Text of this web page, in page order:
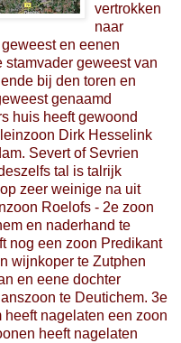
vertrokken
naar
en eenen
geweest van
bij den toren en
genaamd
huis heeft gewoond
Dirk Hesselink
Severt of Sevrien
tal is talrijk
zeer weinige na uit
Roelofs - 2e zoon
en naderhand te
nog een zoon Predikant
wijnkoper te Zutphen
en eene dochter
te Deutichem. 3e
nagelaten een zoon
heeft nagelaten